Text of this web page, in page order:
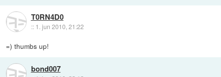
T0RN4D0
:: 1. jun 2010, 21:22
=) thumbs up!
bond007